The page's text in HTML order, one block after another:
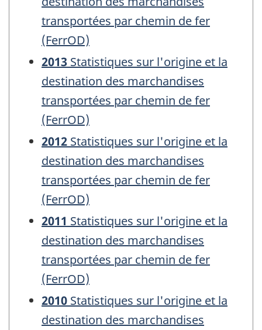
transportées par chemin de fer
(FerrOD)
2013 Statistiques sur l'origine et la
destination des marchandises
transportées par chemin de fer
(FerrOD)
2012 Statistiques sur l'origine et la
destination des marchandises
transportées par chemin de fer
(FerrOD)
2011 Statistiques sur l'origine et la
destination des marchandises
transportées par chemin de fer
(FerrOD)
2010 Statistiques sur l'origine et la
destination des marchandises